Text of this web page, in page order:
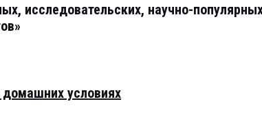
исследовательских, научно-
домашних условиях